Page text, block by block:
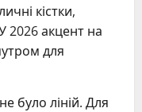
кістки,
2026 акцент на
для
було ліній. Для